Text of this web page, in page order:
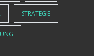
STRATEGIE